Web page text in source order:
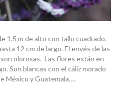
1.5 m de alto con tallo cuadrado.
12 cm de largo. El envés de las
olorosas. Las flores están en
Son blancas con el cáliz morado
México y Guatemala.…